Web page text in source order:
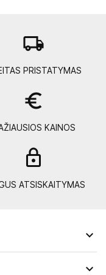
local_shipping
PRISTATYMAS
euro_symbol
KAINOS
ATSISKAITYMAS

